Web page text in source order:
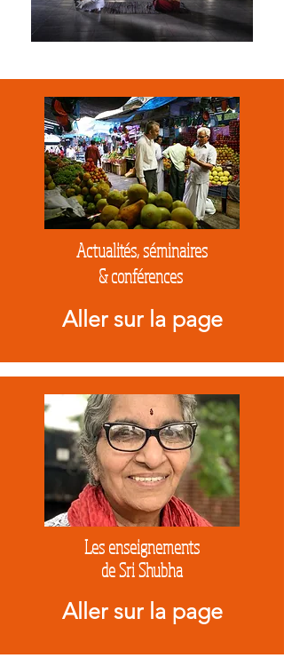
Actualités, séminaires
& conférences
Aller sur la page
Les enseignements
de Sri Shubha
Aller sur la page